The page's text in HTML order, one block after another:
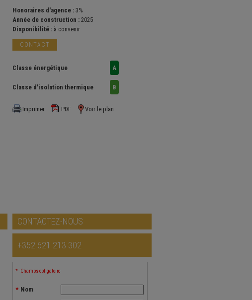
Honoraires d'agence : 3%
Année de construction : 2025
Disponibilité : à convenir
CONTACT
Classe énergétique A
Classe d'isolation thermique B
Imprimer PDF Voir le plan
CONTACTEZ-NOUS
+352 621 213 302
Champs obligatoire
Nom